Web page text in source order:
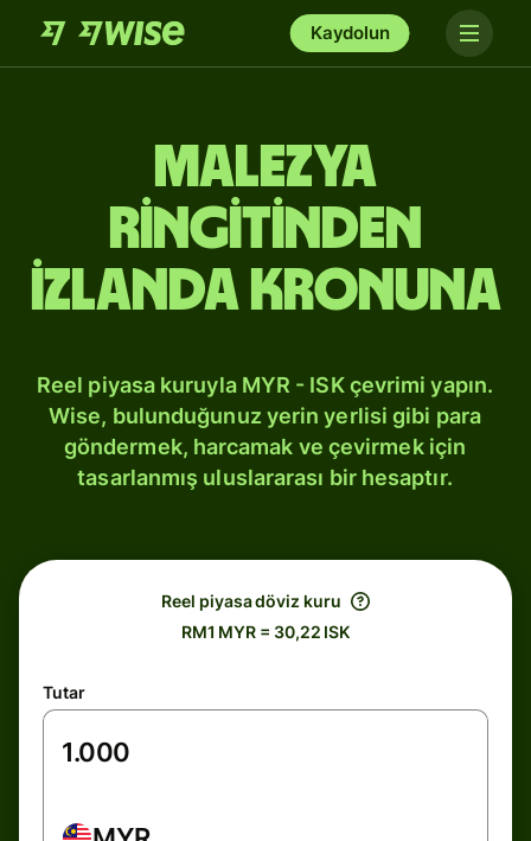
Kaydolun
Malezya
ringitinden
İzlanda kronuna
Reel piyasa kuruyla MYR - ISK çevrimi yapın.
Wise, bulunduğunuz yerin yerlisi gibi para
göndermek, harcamak ve çevirmek için
tasarlanmış uluslararası bir hesaptır.
Reel piyasa döviz kuru
RM1 MYR = 30,22 ISK
Tutar